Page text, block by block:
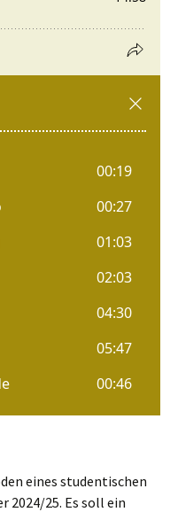
eines studentischen
2024/25. Es soll ein